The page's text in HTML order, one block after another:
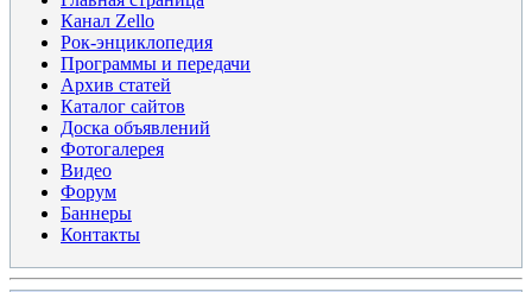
Канал Zello
Рок-энциклопедия
Программы и передачи
Архив статей
Каталог сайтов
Доска объявлений
Фотогалерея
Видео
Форум
Баннеры
Контакты